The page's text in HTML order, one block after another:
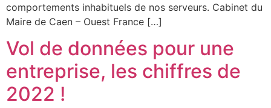
comportements inhabituels de nos serveurs. Cabinet du
Maire de Caen – Ouest France […]
Vol de données pour une
entreprise, les chiffres de
2022 !